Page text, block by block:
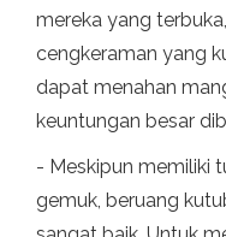
mereka yang
cengkeraman yang
dapat menahan
keuntungan besar
- Meskipun memiliki
gemuk, beruang